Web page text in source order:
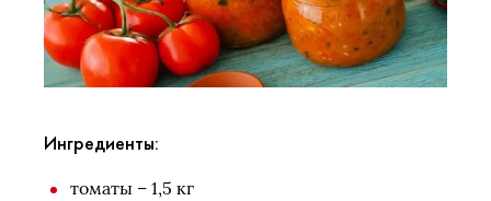
Ингредиенты:
томаты – 1,5 кг